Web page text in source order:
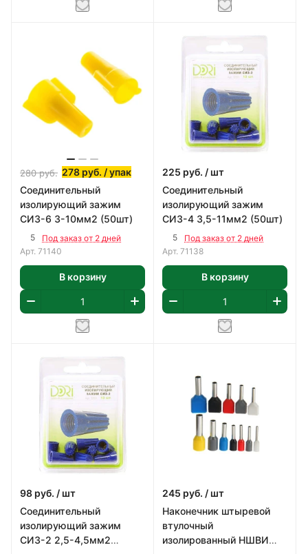
280руб. 278 руб. / упак
Соединительный
изолирующий зажим
СИЗ-6 3-10мм2 (50шт)
5
Под заказ от 2 дней
Арт. 71140
В корзину
225 руб. / шт
Соединительный
изолирующий зажим
СИЗ-4 3,5-11мм2 (50шт)
5
Под заказ от 2 дней
Арт. 71138
В корзину
98 руб. / шт
Соединительный
изолирующий зажим
СИЗ-2 2,5-4,5мм2
245 руб. / шт
Наконечник штыревой
втулочный
изолированный НШВИ